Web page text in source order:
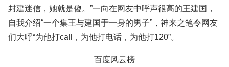
封建迷信，她就是傻。”一向在网友中呼声很高的王建国，
自我介绍“一个集王与建国于一身的男子”，神来之笔令网友
们大呼“为他打call，为他打电话，为他打120”。
百度风云榜